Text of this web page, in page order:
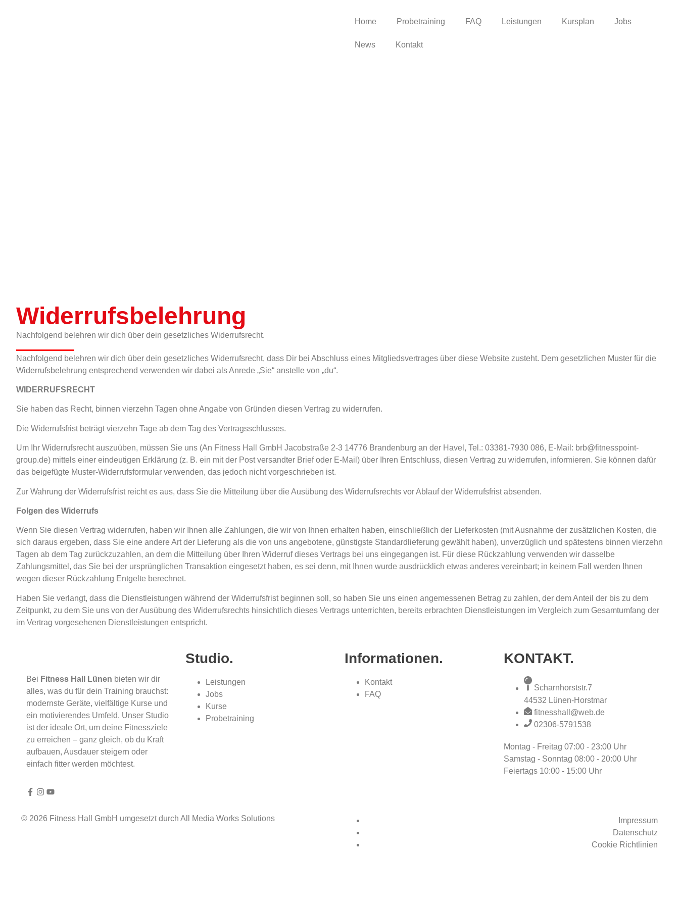
Home Probetraining FAQ Leistungen Kursplan Jobs
News Kontakt
Widerrufsbelehrung
Nachfolgend belehren wir dich über dein gesetzliches Widerrufsrecht.
Nachfolgend belehren wir dich über dein gesetzliches Widerrufsrecht, dass Dir bei Abschluss eines Mitgliedsvertrages über diese Website zusteht. Dem gesetzlichen Muster für die
Widerrufsbelehrung entsprechend verwenden wir dabei als Anrede „Sie“ anstelle von „du“.
WIDERRUFSRECHT
Sie haben das Recht, binnen vierzehn Tagen ohne Angabe von Gründen diesen Vertrag zu widerrufen.
Die Widerrufsfrist beträgt vierzehn Tage ab dem Tag des Vertragsschlusses.
Um Ihr Widerrufsrecht auszuüben, müssen Sie uns (An Fitness Hall GmbH Jacobstraße 2-3 14776 Brandenburg an der Havel, Tel.: 03381-7930 086, E-Mail: brb@fitnesspoint-
group.de) mittels einer eindeutigen Erklärung (z. B. ein mit der Post versandter Brief oder E-Mail) über Ihren Entschluss, diesen Vertrag zu widerrufen, informieren. Sie können dafür
das beigefügte Muster-Widerrufsformular verwenden, das jedoch nicht vorgeschrieben ist.
Zur Wahrung der Widerrufsfrist reicht es aus, dass Sie die Mitteilung über die Ausübung des Widerrufsrechts vor Ablauf der Widerrufsfrist absenden.
Folgen des Widerrufs
Wenn Sie diesen Vertrag widerrufen, haben wir Ihnen alle Zahlungen, die wir von Ihnen erhalten haben, einschließlich der Lieferkosten (mit Ausnahme der zusätzlichen Kosten, die
sich daraus ergeben, dass Sie eine andere Art der Lieferung als die von uns angebotene, günstigste Standardlieferung gewählt haben), unverzüglich und spätestens binnen vierzehn
Tagen ab dem Tag zurückzuzahlen, an dem die Mitteilung über Ihren Widerruf dieses Vertrags bei uns eingegangen ist. Für diese Rückzahlung verwenden wir dasselbe
Zahlungsmittel, das Sie bei der ursprünglichen Transaktion eingesetzt haben, es sei denn, mit Ihnen wurde ausdrücklich etwas anderes vereinbart; in keinem Fall werden Ihnen
wegen dieser Rückzahlung Entgelte berechnet.
Haben Sie verlangt, dass die Dienstleistungen während der Widerrufsfrist beginnen soll, so haben Sie uns einen angemessenen Betrag zu zahlen, der dem Anteil der bis zu dem
Zeitpunkt, zu dem Sie uns von der Ausübung des Widerrufsrechts hinsichtlich dieses Vertrags unterrichten, bereits erbrachten Dienstleistungen im Vergleich zum Gesamtumfang der
im Vertrag vorgesehenen Dienstleistungen entspricht.
Bei Fitness Hall Lünen bieten wir dir
alles, was du für dein Training brauchst:
modernste Geräte, vielfältige Kurse und
ein motivierendes Umfeld. Unser Studio
ist der ideale Ort, um deine Fitnessziele
zu erreichen – ganz gleich, ob du Kraft
aufbauen, Ausdauer steigern oder
einfach fitter werden möchtest.
Studio.
Leistungen
Jobs
Kurse
Probetraining
Informationen.
Kontakt
FAQ
KONTAKT.
Scharnhorststr.7
44532 Lünen-Horstmar
fitnesshall@web.de
02306-5791538
Montag - Freitag 07:00 - 23:00 Uhr
Samstag - Sonntag 08:00 - 20:00 Uhr
Feiertags 10:00 - 15:00 Uhr
© 2026 Fitness Hall GmbH umgesetzt durch All Media Works Solutions
Impressum
Datenschutz
Cookie Richtlinien